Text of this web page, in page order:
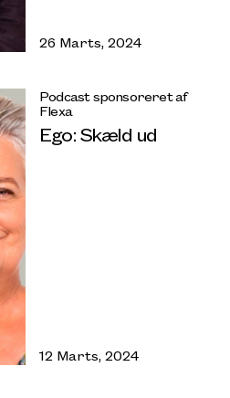
26 Marts, 2024
Podcast sponsoreret af
Flexa
Ego: Skæld ud
12 Marts, 2024